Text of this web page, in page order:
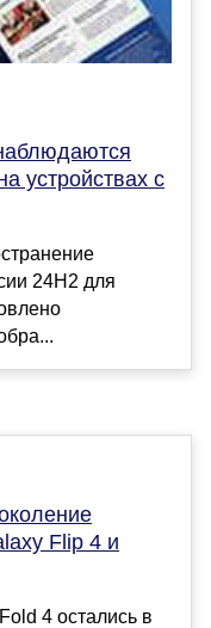
устройствах с
24H2 для
Flip 4 и
4 остались в